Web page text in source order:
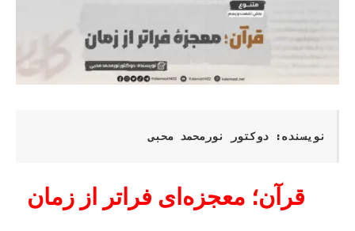
نویسنده: دوکتور نورمحمد محبی
قرآن؛ معجزه‌ای فراتر از زمان